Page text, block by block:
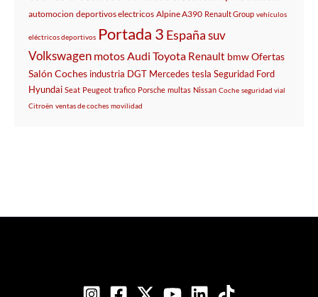
automocion deportivos electricos Alpine A390 Renault Group vehículos
eléctricos deportivos Portada 3 Españasuv
Volkswagen motos Audi Toyota Renault bmwOfertas
Salón Coches industria DGT Mercedes tesla Seguridad Ford
Hyundai Seat Peugeot trafico Porsche multas Nissan Coche seguridad vial
Citroën ventas de coches movilidad